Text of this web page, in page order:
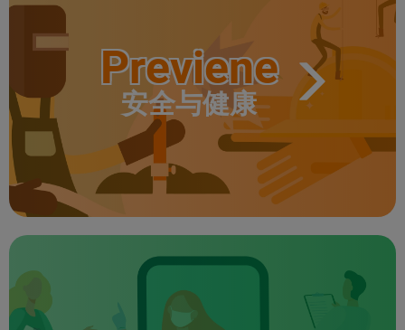
Previene
安全与健康